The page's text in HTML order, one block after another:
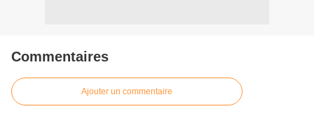
Commentaires
Ajouter un commentaire